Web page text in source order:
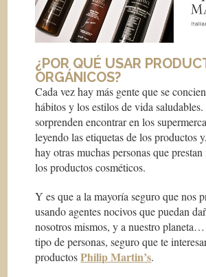
¿POR QUÉ USAR
ORGÁNICOS?
Cada vez hay más gente que se
hábitos y los estilos de vida
sorprenden encontrar en los
leyendo las etiquetas de los productos
hay otras muchas personas que
los productos cosméticos.
Y es que a la mayoría seguro que nos
usando agentes nocivos que puedan
nosotros mismos, y a nuestro planeta…
tipo de personas, seguro que te
productosPhilip Martin’s.